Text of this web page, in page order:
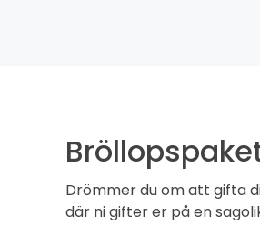
Drömmer du om att gifta
där ni gifter er på en